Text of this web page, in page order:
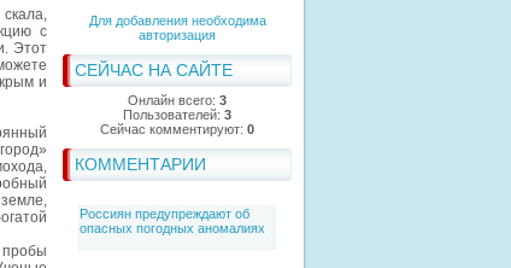
Для добавления необходима
авторизация
СЕЙЧАС НА САЙТЕ
Онлайн всего: 3
Пользователей: 3
Сейчас комментируют: 0
КОММЕНТАРИИ
Россиян предупреждают об
опасных погодных аномалиях
с
Этот
и